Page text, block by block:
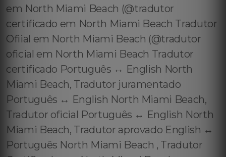
em North Miami Beach (@tradutor
certificado em North Miami Beach Tradutor
Ofiial em North Miami Beach (@tradutor
oficial em North Miami Beach Tradutor
certificado Português ↔️ English North
Miami Beach, Tradutor juramentado
Português ↔️ English North Miami Beach,
Tradutor oficial Português ↔️ English North
Miami Beach, Tradutor aprovado English ↔️
Português North Miami Beach , Tradutor